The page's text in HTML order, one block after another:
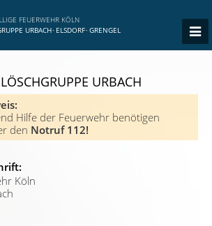
FEUERWEHR KÖLN
URBACH· ELSDORF· GRENGEL
URBACH
Hilfe der Feuerwehr benötigen
den Notruf 112!
Köln